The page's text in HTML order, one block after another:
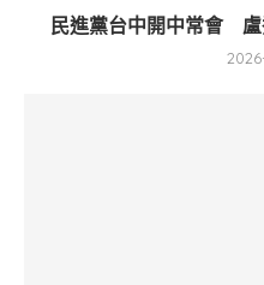
民進黨台中開中常會 盧